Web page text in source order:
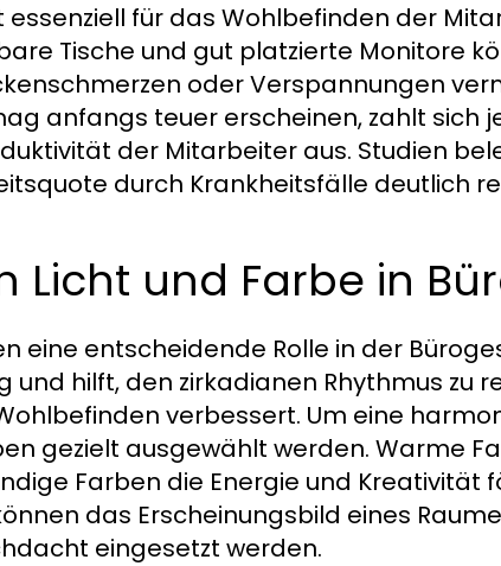
essenziell für das Wohlbefinden der
Tische und gut platzierte Monitore
oder Verspannungen
anfangs teuer erscheinen, zahlt sich
der Mitarbeiter aus. Studien
durch Krankheitsfälle deutlich
Licht und Farbe in
eine entscheidende Rolle in der
und hilft, den zirkadianen Rhythmus zu
verbessert. Um eine
gezielt ausgewählt werden. Warme
Farben die Energie und Kreativität
das Erscheinungsbild eines
eingesetzt werden.